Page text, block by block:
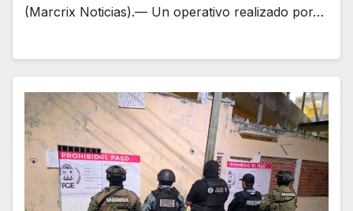
(Marcrix Noticias).— Un operativo realizado por…